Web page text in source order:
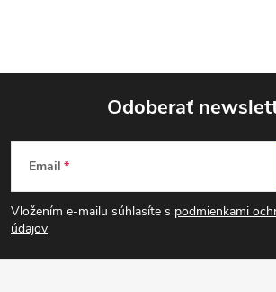
Z
á
p
Odoberať
Email
Vložením e-mailu súhlasíte s podmienkami
údajov